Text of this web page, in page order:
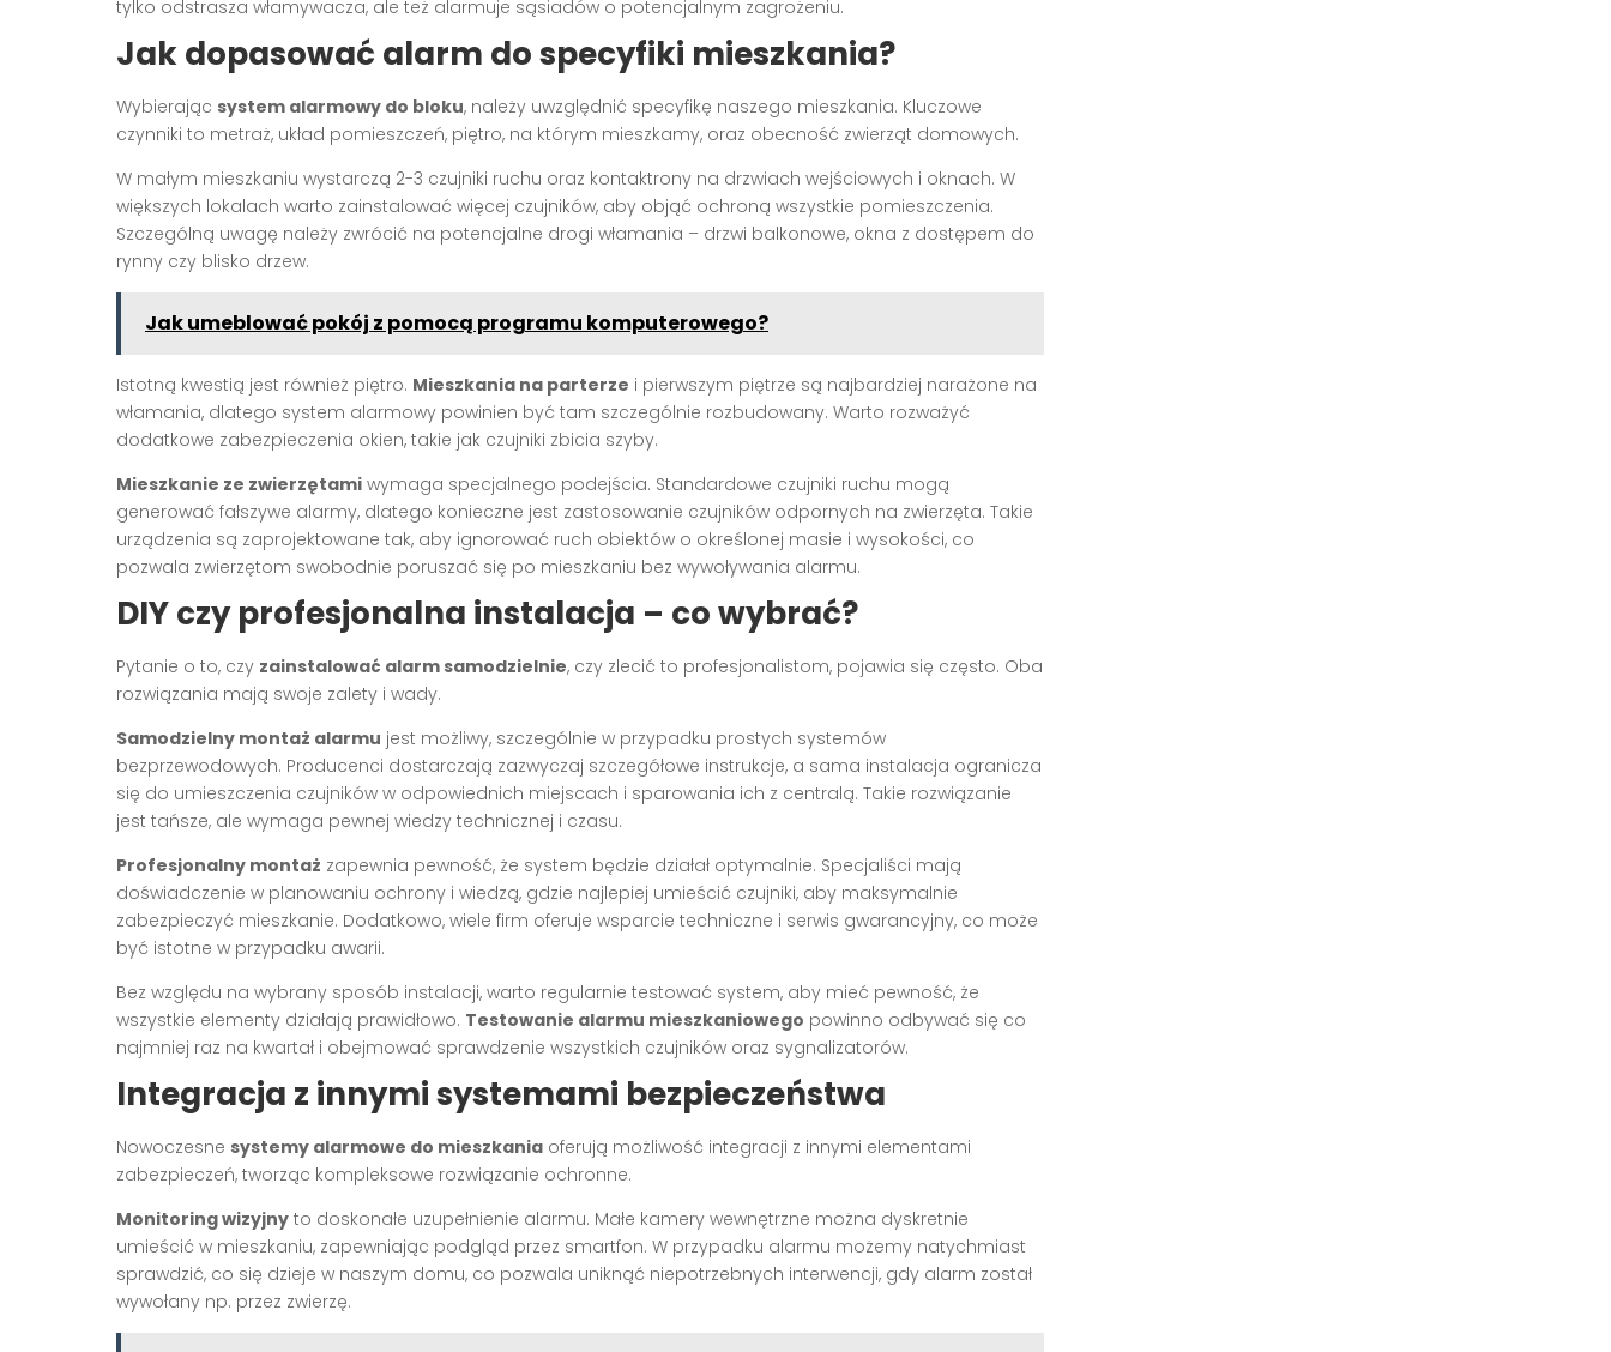
tylko odstrasza włamywacza, ale też alarmuje sąsiadów o potencjalnym zagrożeniu.
Jak dopasować alarm do specyfiki mieszkania?
Wybierając system alarmowy do bloku, należy uwzględnić specyfikę naszego mieszkania. Kluczowe
czynniki to metraż, układ pomieszczeń, piętro, na którym mieszkamy, oraz obecność zwierząt domowych.
W małym mieszkaniu wystarczą 2-3 czujniki ruchu oraz kontaktrony na drzwiach wejściowych i oknach. W
większych lokalach warto zainstalować więcej czujników, aby objąć ochroną wszystkie pomieszczenia.
Szczególną uwagę należy zwrócić na potencjalne drogi włamania – drzwi balkonowe, okna z dostępem do
rynny czy blisko drzew.
Jak umeblować pokój z pomocą programu komputerowego?
Istotną kwestią jest również piętro. Mieszkania na parterze i pierwszym piętrze są najbardziej narażone na
włamania, dlatego system alarmowy powinien być tam szczególnie rozbudowany. Warto rozważyć
dodatkowe zabezpieczenia okien, takie jak czujniki zbicia szyby.
Mieszkanie ze zwierzętami wymaga specjalnego podejścia. Standardowe czujniki ruchu mogą
generować fałszywe alarmy, dlatego konieczne jest zastosowanie czujników odpornych na zwierzęta. Takie
urządzenia są zaprojektowane tak, aby ignorować ruch obiektów o określonej masie i wysokości, co
pozwala zwierzętom swobodnie poruszać się po mieszkaniu bez wywoływania alarmu.
DIY czy profesjonalna instalacja – co wybrać?
Pytanie o to, czy zainstalować alarm samodzielnie, czy zlecić to profesjonalistom, pojawia się często. Oba
rozwiązania mają swoje zalety i wady.
Samodzielny montaż alarmu jest możliwy, szczególnie w przypadku prostych systemów
bezprzewodowych. Producenci dostarczają zazwyczaj szczegółowe instrukcje, a sama instalacja ogranicza
się do umieszczenia czujników w odpowiednich miejscach i sparowania ich z centralą. Takie rozwiązanie
jest tańsze, ale wymaga pewnej wiedzy technicznej i czasu.
Profesjonalny montaż zapewnia pewność, że system będzie działał optymalnie. Specjaliści mają
doświadczenie w planowaniu ochrony i wiedzą, gdzie najlepiej umieścić czujniki, aby maksymalnie
zabezpieczyć mieszkanie. Dodatkowo, wiele firm oferuje wsparcie techniczne i serwis gwarancyjny, co może
być istotne w przypadku awarii.
Bez względu na wybrany sposób instalacji, warto regularnie testować system, aby mieć pewność, że
wszystkie elementy działają prawidłowo. Testowanie alarmu mieszkaniowego powinno odbywać się co
najmniej raz na kwartał i obejmować sprawdzenie wszystkich czujników oraz sygnalizatorów.
Integracja z innymi systemami bezpieczeństwa
Nowoczesne systemy alarmowe do mieszkania oferują możliwość integracji z innymi elementami
zabezpieczeń, tworząc kompleksowe rozwiązanie ochronne.
Monitoring wizyjny to doskonałe uzupełnienie alarmu. Małe kamery wewnętrzne można dyskretnie
umieścić w mieszkaniu, zapewniając podgląd przez smartfon. W przypadku alarmu możemy natychmiast
sprawdzić, co się dzieje w naszym domu, co pozwala uniknąć niepotrzebnych interwencji, gdy alarm został
wywołany np. przez zwierzę.